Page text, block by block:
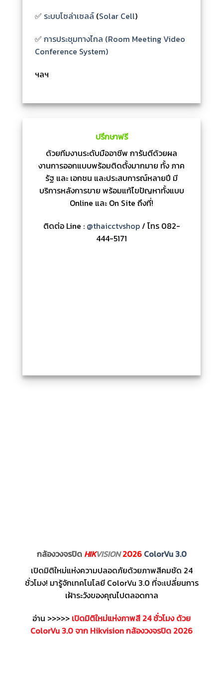
✅ ระบบโซล่าเซลล์ (Solar Cell)
✅ การประชุมทางไกล (Room Meeting Video
Conference System)
ฯลฯ
ปรึกษาฟรี
ด้วยทีมงานระดับมืออาชีพ การันตีด้วยผล
งานการออกแบบพร้อมติดตั้งมากมาย ทั้ง ภาค
รัฐ และ เอกชน และประสบการณ์หลายปี มี
บริการหลังการขาย พร้อมแก้ไขปัญหาทั้งแบบ
Online และ On Site ถึงที่!
ติดต่อ Line : @thaicctvshop/ โทร 082-
444-5171
กล้องวงจรปิด HIKVISION 2026 ColorVu 3.0
เปิดมิติใหม่แห่งความปลอดภัยด้วยภาพสีคมชัด 24
ชั่วโมง! มารู้จักเทคโนโลยี ColorVu 3.0 ที่จะเปลี่ยนการ
เฝ้าระวังของคุณไปตลอดกาล
อ่าน >>>>> เปิดมิติใหม่แห่งภาพสี 24 ชั่วโมง ด้วย
ColorVu 3.0 จาก Hikvision กล้องวงจรปิด 2026